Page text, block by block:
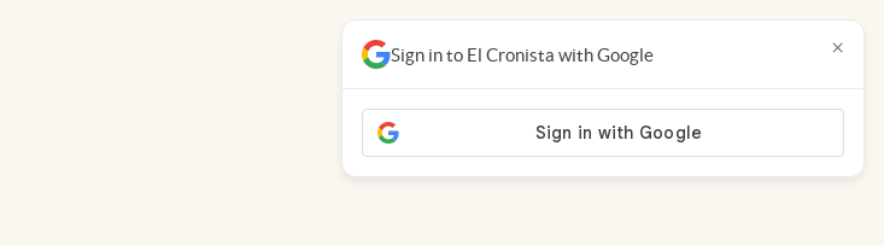
Sign in to El Cronista with Google ×